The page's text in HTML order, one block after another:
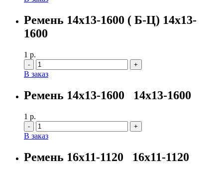
Ремень 14х13-1600 ( Б-Ц) 14х13-
1600
1 р.
Количество
В заказ
Ремень 14х13-1600 14х13-1600
1 р.
Количество
В заказ
Ремень 16х11-1120 16х11-1120